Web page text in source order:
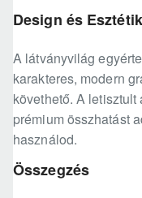
Design és
A látványvilág
karakteres, modern
követhető. A
prémium összhatást
használod.
Összegzés